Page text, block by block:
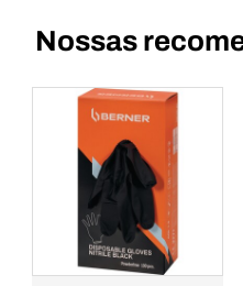
Nossas